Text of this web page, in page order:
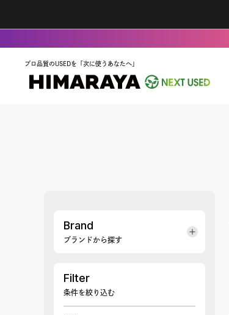
プロ品質のUSEDを「次に使うあなたへ」
Brand
ブランドから探す
Filter
条件を絞り込む